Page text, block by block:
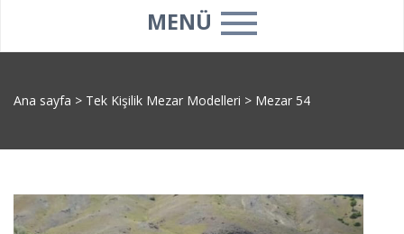
MENÜ
Ana sayfa > Tek Kişilik Mezar Modelleri > Mezar 54